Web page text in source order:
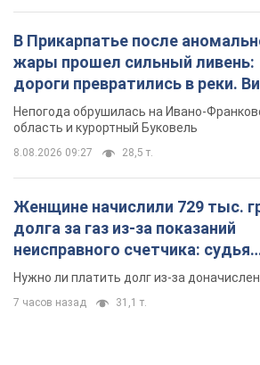
В Прикарпатье после
жары прошел сильный ливень:
дороги превратились в реки.
Непогода обрушилась на Ивано-
область и курортный Буковель
8.08.2026 09:27 28,5 т.
Женщине начислили 729 тыс.
долга за газ из-за показаний
неисправного счетчика: судья
вынес неожиданное решение
Нужно ли платить долг из-за
7 часов назад 31,1 т.